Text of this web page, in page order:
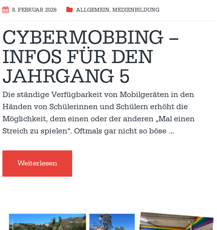
8. FEBRUAR 2026 ALLGEMEIN, MEDIENBILDUNG
CYBERMOBBING –
INFOS FÜR DEN
JAHRGANG 5
Die ständige Verfügbarkeit von Mobilgeräten in den
Händen von Schülerinnen und Schülern erhöht die
Möglichkeit, dem einen oder der anderen „Mal einen
Streich zu spielen“. Oftmals gar nicht so böse …
Weiterlesen